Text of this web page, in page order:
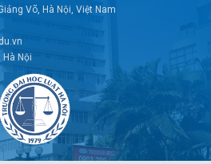
Võ, Hà Nội, Việt Nam
Nội